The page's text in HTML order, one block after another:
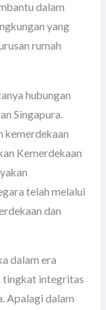
dalam
yang
rumah
hubungan
Singapura.
kemerdekaan
Kemerdekaan
telah melalui
dan
dalam era
tingkat integritas
Apalagi dalam